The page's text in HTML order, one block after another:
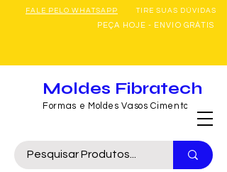
FALE PELO WHATSAPP TIRE SUAS DÚVIDAS
PEÇA HOJE - ENVIO GRÁTIS
Formas e Moldes Vasos Cimento
Moldes Fibratech